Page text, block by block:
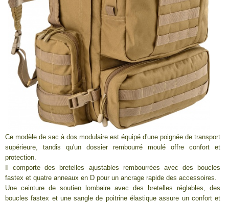
Ce modèle de sac à dos modulaire est équipé d'une poignée de transport
supérieure, tandis qu'un dossier rembourré moulé offre confort et
protection.
Il comporte des bretelles ajustables rembourrées avec des boucles
fastex et quatre anneaux en D pour un ancrage rapide des accessoires.
Une ceinture de soutien lombaire avec des bretelles réglables, des
boucles fastex et une sangle de poitrine élastique assure un confort et